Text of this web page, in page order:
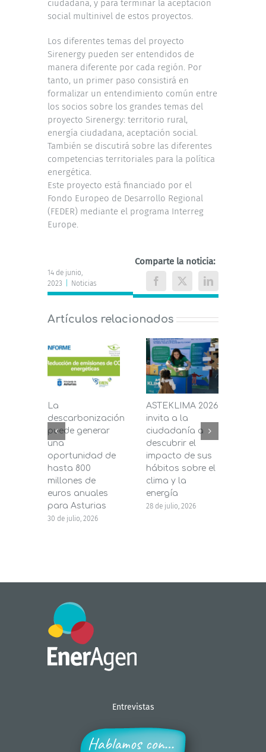
ciudadana, y para terminar la aceptación
social multinivel de estos proyectos.
Los diferentes temas del proyecto
Sirenergy pueden ser entendidos de
manera diferente por cada región. Por
tanto, un primer paso consistirá en
formalizar un entendimiento común entre
los socios sobre los grandes temas del
proyecto Sirenergy: territorio rural,
energía ciudadana, aceptación social.
También se discutirá sobre las diferentes
competencias territoriales para la política
energética.
Este proyecto está financiado por el
Fondo Europeo de Desarrollo Regional
(FEDER) mediante el programa Interreg
Europe.
14 de junio,
2023
Noticias
Comparte la noticia:
Facebook
X LinkedIn
Artículos relacionados
La
descarbonización
puede generar
una
oportunidad de
hasta 800
millones de
euros anuales
para Asturias
30 de julio, 2026
ASTEKLIMA 2026
invita a la
ciudadanía a
descubrir el
impacto de sus
hábitos sobre el
clima y la
energía
28 de julio, 2026
Entrevistas